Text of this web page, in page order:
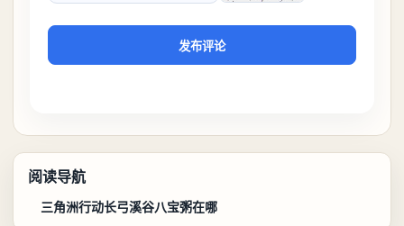
发布评论
阅读导航
三角洲行动长弓溪谷八宝粥在哪